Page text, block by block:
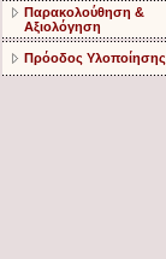
Παρακολούθηση &
Αξιολόγηση
Πρόοδος Υλοποίησης